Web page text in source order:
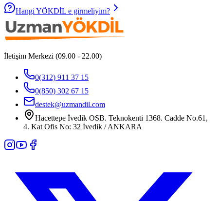
Hangi YÖKDİL e girmeliyim?
İletişim Merkezi (09.00 - 22.00)
0(312) 911 37 15
0(850) 302 67 15
destek@uzmandil.com
Hacettepe İvedik OSB. Teknokenti 1368. Cadde No.61,
4. Kat Ofis No: 32 İvedik / ANKARA